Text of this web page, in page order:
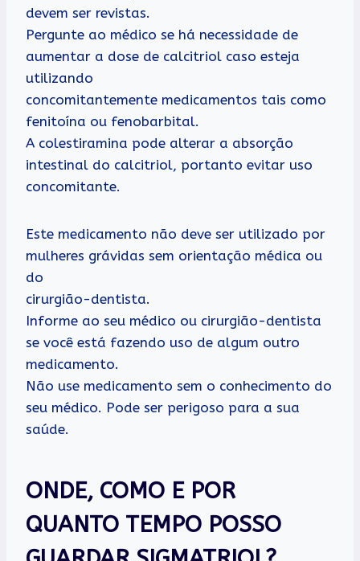
devem ser revistas.
Pergunte ao médico se há necessidade de
aumentar a dose de calcitriol caso esteja
utilizando
concomitantemente medicamentos tais como
fenitoína ou fenobarbital.
A colestiramina pode alterar a absorção
intestinal do calcitriol, portanto evitar uso
concomitante.
Este medicamento não deve ser utilizado por
mulheres grávidas sem orientação médica ou
do
cirurgião-dentista.
Informe ao seu médico ou cirurgião-dentista
se você está fazendo uso de algum outro
medicamento.
Não use medicamento sem o conhecimento do
seu médico. Pode ser perigoso para a sua
saúde.
ONDE, COMO E POR
QUANTO TEMPO POSSO